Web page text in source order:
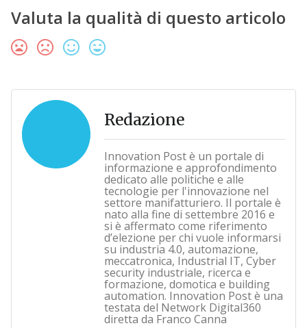
Valuta la qualità di questo articolo
Redazione
Innovation Post è un portale di
informazione e approfondimento
dedicato alle politiche e alle
tecnologie per l'innovazione nel
settore manifatturiero. Il portale è
nato alla fine di settembre 2016 e
si è affermato come riferimento
d’elezione per chi vuole informarsi
su industria 4.0, automazione,
meccatronica, Industrial IT, Cyber
security industriale, ricerca e
formazione, domotica e building
automation. Innovation Post è una
testata del Network Digital360
diretta da Franco Canna